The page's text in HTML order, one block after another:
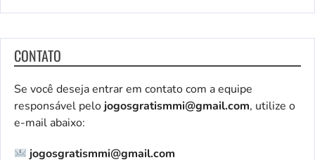
CONTATO
Se você deseja entrar em contato com a equipe
responsável pelojogosgratismmi@gmail.com, utilize o
e-mail abaixo:
jogosgratismmi@gmail.com